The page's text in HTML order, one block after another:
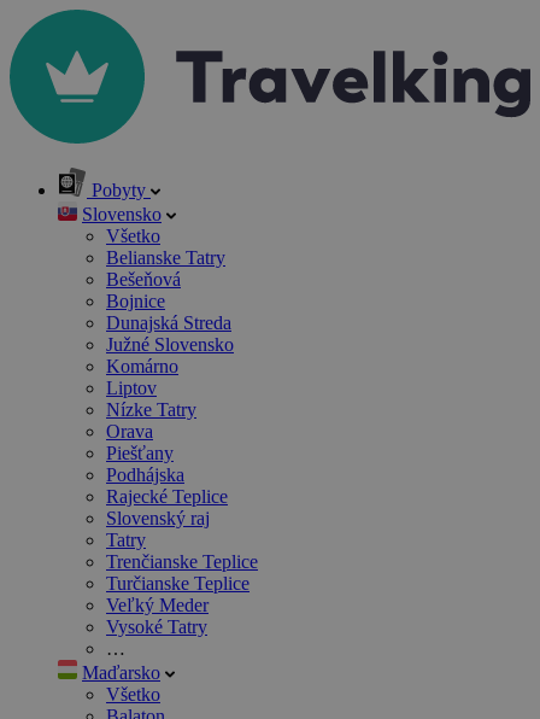
Pobyty
Slovensko
Všetko
Belianske Tatry
Bešeňová
Bojnice
Dunajská Streda
Južné Slovensko
Komárno
Liptov
Nízke Tatry
Orava
Piešťany
Podhájska
Rajecké Teplice
Slovenský raj
Tatry
Trenčianske Teplice
Turčianske Teplice
Veľký Meder
Vysoké Tatry
…
Maďarsko
Všetko